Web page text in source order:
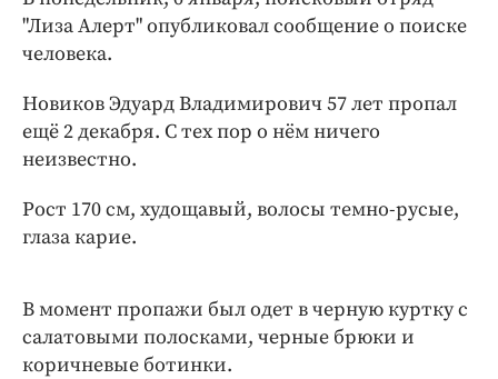
Интересное чтиво
Клиника года
Работодатель года
"Лиза Алерт" опубликовал сообщение о поиске
человека.
Новиков Эдуард Владимирович 57 лет пропал
ещё 2 декабря. С тех пор о нём ничего
неизвестно.
Рост 170 см, худощавый, волосы темно-русые,
глаза карие.
В момент пропажи был одет в черную куртку с
салатовыми полосками, черные брюки и
коричневые ботинки.